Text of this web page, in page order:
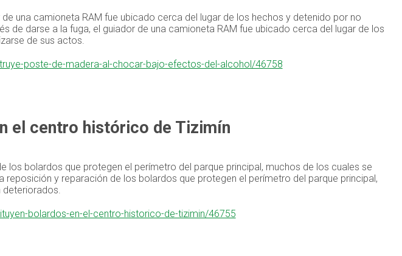
una camioneta RAM fue ubicado cerca del lugar de los hechos y detenido por no
de darse a la fuga, el guiador de una camioneta RAM fue ubicado cerca del lugar de los
de sus actos.
poste-de-madera-al-chocar-bajo-efectos-del-alcohol/46758
el centro histórico de Tizimín
los bolardos que protegen el perímetro del parque principal, muchos de los cuales se
reposición y reparación de los bolardos que protegen el perímetro del parque principal,
deteriorados.
bolardos-en-el-centro-historico-de-tizimin/46755